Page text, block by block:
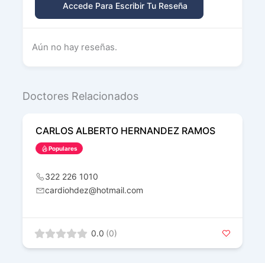
Accede Para Escribir Tu Reseña
Aún no hay reseñas.
Doctores Relacionados
CARLOS ALBERTO HERNANDEZ RAMOS
Populares
322 226 1010
cardiohdez@hotmail.com
0.0 (0)